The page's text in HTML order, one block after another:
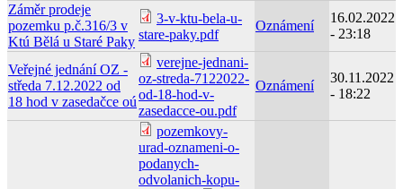
Záměr prodeje
pozemku p.č.316/3 v
Ktú Bělá u Staré Paky
3-v-ktu-bela-u-
stare-paky.pdf
Oznámení
16.02.2022
- 23:18
Veřejné jednání OZ -
středa 7.12.2022 od
18 hod v zasedačce oú
verejne-jednani-
oz-streda-7122022-
od-18-hod-v-
zasedacce-ou.pdf
Oznámení
30.11.2022
- 18:22
pozemkovy-
urad-oznameni-o-
podanych-
odvolanich-kopu-